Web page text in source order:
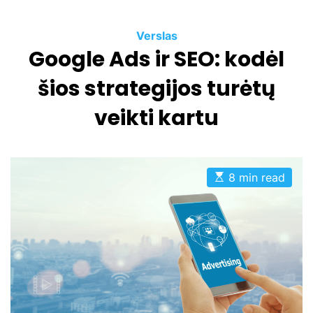
C
a
t
e
g
o
Verslas
Google Ads ir SEO: kodėl
šios strategijos turėtų
veikti kartu
E
s
t
m
a
t
e
d
e
a
d
8 min read